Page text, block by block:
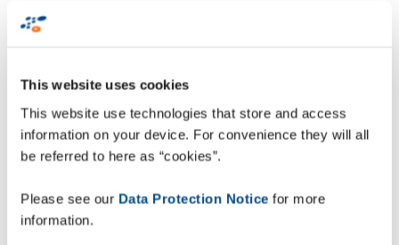
This website uses cookies
This website use technologies that store and access
information on your device. For convenience they will all
be referred to here as “cookies”.
Please see our Data Protection Notice for more
information.
האספקה, חלק שבו גם מוגדרת הדרישה מסיטונאים
לאימות ולשחרור המוצרים שעוברים במערכת
התפעולית שלהם. במקרים מסוימים, הם יידרשו גם
להוציא מוצרים מהמחזור.
כדי להשיג תאימות עד פברואר 2019, סיטונאים יצטרכו